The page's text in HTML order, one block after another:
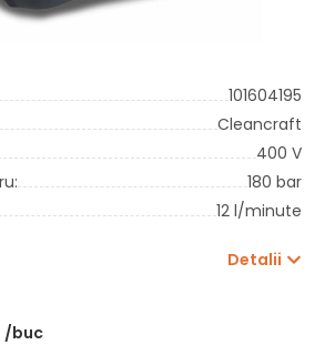
101604195
Cleancraft
400 V
180 bar
12 l/minute
Detalii
/buc